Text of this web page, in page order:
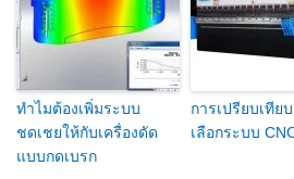
ทำไมต้องเพิ่มระบบ
ชดเชยให้กับเครื่องดัด
แบบกดเบรก
การเปรียบเทีย
เลือกระบบ